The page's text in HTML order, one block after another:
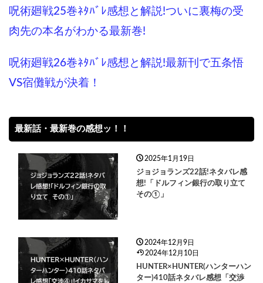
呪術廻戦25巻ﾈﾀﾊﾞﾚ感想と解説!ついに裏梅の受
肉先の本名がわかる最新巻!
呪術廻戦26巻ﾈﾀﾊﾞﾚ感想と解説!最新刊で五条悟
VS宿儺戦が決着！
最新話・最新巻の感想ッ！！
2025年1月19日
ジョジョランズ22話!ネタバレ感
想!「ドルフィン銀行の取り立て
その①」
2024年12月9日
2024年12月10日
HUNTER×HUNTER(ハンターハン
ター)410話ネタバレ感想「交渉